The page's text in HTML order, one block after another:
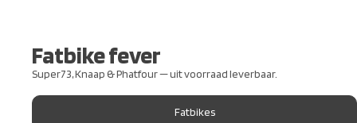
Fatbike fever
Super73, Knaap & Phatfour — uit voorraad leverbaar.
Fatbikes